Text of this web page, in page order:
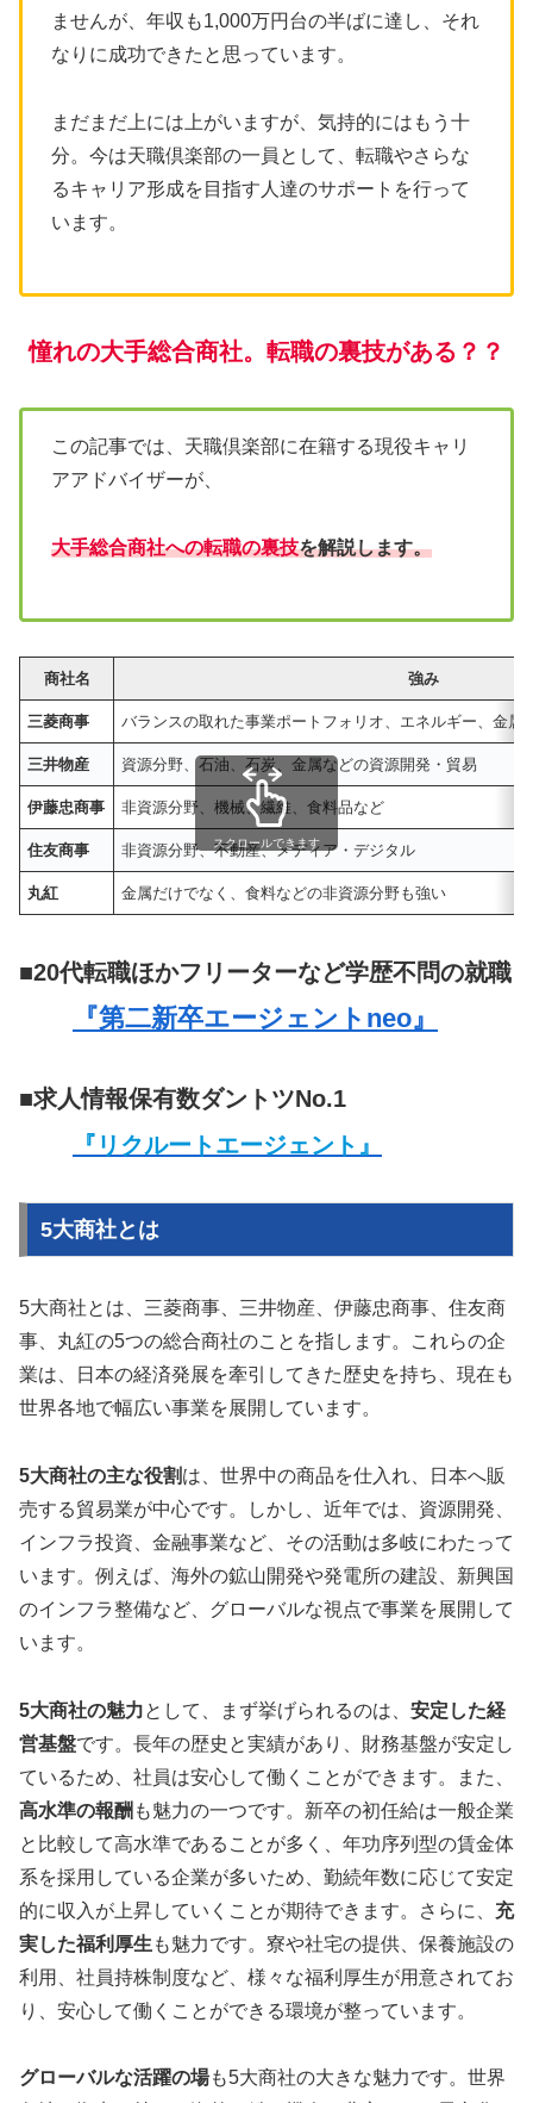
ませんが、年収も1,000万円台の半ばに達し、それ
なりに成功できたと思っています。
まだまだ上には上がいますが、気持的にはもう十
分。今は天職倶楽部の一員として、転職やさらな
るキャリア形成を目指す人達のサポートを行って
います。
憧れの大手総合商社。転職の裏技がある？？
この記事では、天職倶楽部に在籍する現役キャリ
アアドバイザーが、
大手総合商社への転職の裏技を解説します。
商社名 強み
三菱商事 バランスの取れた事業ポートフォリオ、エネルギー、金属
三井物産 資源分野、石油、石炭、金属などの資源開発・貿易
伊藤忠商事 非資源分野、機械、繊維、食料品など
住友商事 非資源分野、不動産、メディア・デジタル
丸紅 金属だけでなく、食料などの非資源分野も強い
スクロールできます
■20代転職ほかフリーターなど学歴不問の就職
『第二新卒エージェントneo』
■求人情報保有数ダントツNo.1
『リクルートエージェント』
5大商社とは
5大商社とは、三菱商事、三井物産、伊藤忠商事、住友商
事、丸紅の5つの総合商社のことを指します。これらの企
業は、日本の経済発展を牽引してきた歴史を持ち、現在も
世界各地で幅広い事業を展開しています。
5大商社の主な役割は、世界中の商品を仕入れ、日本へ販
売する貿易業が中心です。しかし、近年では、資源開発、
インフラ投資、金融事業など、その活動は多岐にわたって
います。例えば、海外の鉱山開発や発電所の建設、新興国
のインフラ整備など、グローバルな視点で事業を展開して
います。
5大商社の魅力として、まず挙げられるのは、 安定した経
営基盤です。長年の歴史と実績があり、財務基盤が安定し
ているため、社員は安心して働くことができます。また、
高水準の報酬 も魅力の一つです。新卒の初任給は一般企業
と比較して高水準であることが多く、年功序列型の賃金体
系を採用している企業が多いため、勤続年数に応じて安定
的に収入が上昇していくことが期待できます。さらに、 充
実した福利厚生 も魅力です。寮や社宅の提供、保養施設の
利用、社員持株制度など、様々な福利厚生が用意されてお
り、安心して働くことができる環境が整っています。
グローバルな活躍の場も5大商社の大きな魅力です。世界